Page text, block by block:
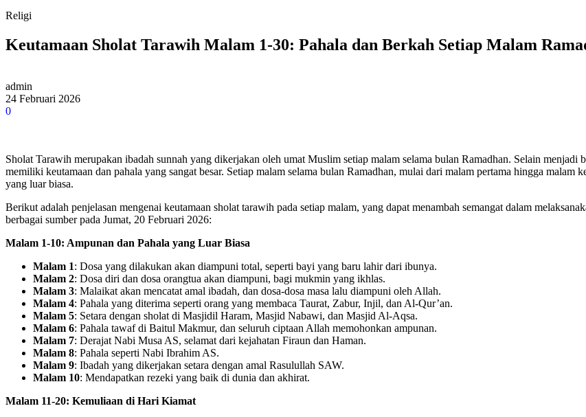
Religi
Keutamaan Sholat Tarawih Malam 1-30: Pahala dan Berkah Setiap Malam
admin
24 Februari 2026
0
Sholat Tarawih merupakan ibadah sunnah yang dikerjakan oleh umat Muslim setiap malam selama bulan Ramadhan. Selain
memiliki keutamaan dan pahala yang sangat besar. Setiap malam selama bulan Ramadhan, mulai dari malam pertama hingga
yang luar biasa.
Berikut adalah penjelasan mengenai keutamaan sholat tarawih pada setiap malam, yang dapat menambah semangat dalam
berbagai sumber pada Jumat, 20 Februari 2026:
Malam 1-10: Ampunan dan Pahala yang Luar Biasa
Malam 1: Dosa yang dilakukan akan diampuni total, seperti bayi yang baru lahir dari ibunya.
Malam 2: Dosa diri dan dosa orangtua akan diampuni, bagi mukmin yang ikhlas.
Malam 3: Malaikat akan mencatat amal ibadah, dan dosa-dosa masa lalu diampuni oleh Allah.
Malam 4: Pahala yang diterima seperti orang yang membaca Taurat, Zabur, Injil, dan Al-Qur’an.
Malam 5: Setara dengan sholat di Masjidil Haram, Masjid Nabawi, dan Masjid Al-Aqsa.
Malam 6: Pahala tawaf di Baitul Makmur, dan seluruh ciptaan Allah memohonkan ampunan.
Malam 7: Derajat Nabi Musa AS, selamat dari kejahatan Firaun dan Haman.
Malam 8: Pahala seperti Nabi Ibrahim AS.
Malam 9: Ibadah yang dikerjakan setara dengan amal Rasulullah SAW.
Malam 10: Mendapatkan rezeki yang baik di dunia dan akhirat.
Malam 11-20: Kemuliaan di Hari Kiamat